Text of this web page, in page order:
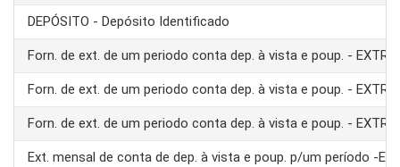
DEPÓSITO - Depósito Identificado
Forn. de ext. de um periodo conta dep. à vista e poup. -
Forn. de ext. de um periodo conta dep. à vista e poup. -
Forn. de ext. de um periodo conta dep. à vista e poup. -
Ext. mensal de conta de dep. à vista e poup. p/um período -